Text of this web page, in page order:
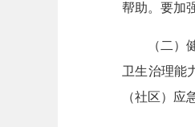
帮助。要加
（二
卫生治理能
（社区）